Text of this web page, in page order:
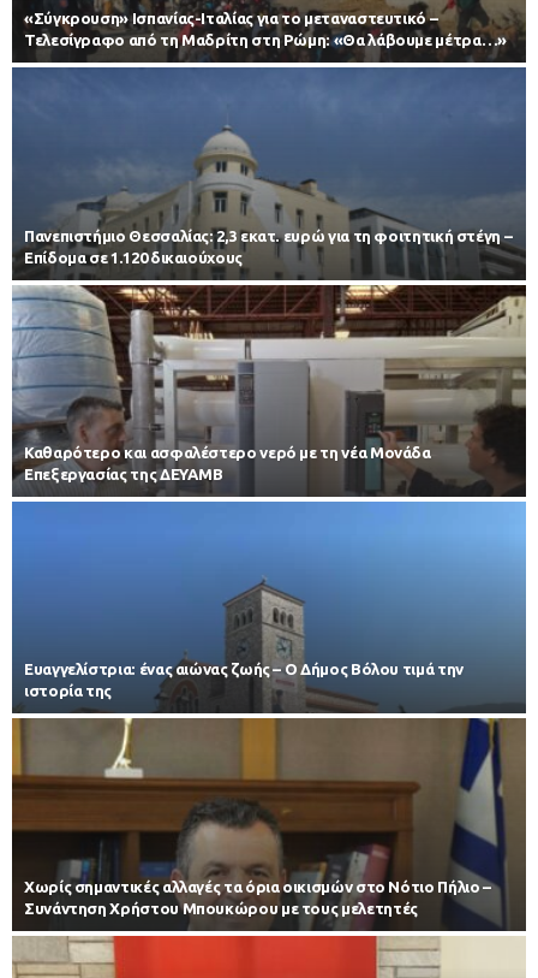
«Σύγκρουση» Ισπανίας-Ιταλίας για το μεταναστευτικό –
Τελεσίγραφο από τη Μαδρίτη στη Ρώμη: «Θα λάβουμε μέτρα…»
Πανεπιστήμιο Θεσσαλίας: 2,3 εκατ. ευρώ για τη φοιτητική στέγη –
Επίδομα σε 1.120 δικαιούχους
Καθαρότερο και ασφαλέστερο νερό με τη νέα Μονάδα
Επεξεργασίας της ΔΕΥΑΜΒ
Ευαγγελίστρια: ένας αιώνας ζωής – Ο Δήμος Βόλου τιμά την
ιστορία της
Χωρίς σημαντικές αλλαγές τα όρια οικισμών στο Νότιο Πήλιο –
Συνάντηση Χρήστου Μπουκώρου με τους μελετητές